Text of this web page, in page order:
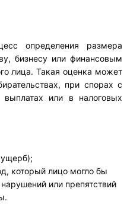
определения размера
бизнесу или финансовым
лица. Такая оценка может
при спорах с
выплатах или в налоговых
который лицо могло бы
или препятствий